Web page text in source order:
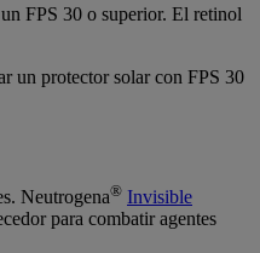
FPS 30 o superior. El retinol
un protector solar con FPS 30
Neutrogena® Invisible
para combatir agentes